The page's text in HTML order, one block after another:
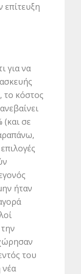
επίτευξη
για να
το κόστος
(και σε
ήταν
του
νέα